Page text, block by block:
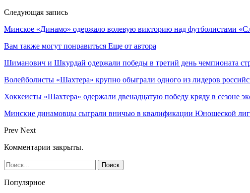
Следующая запись
Минское «Динамо» одержало волевую викторию над футболистами
Вам также могут понравиться Еще от автора
Шиманович и Шкурдай одержали победы в третий день чемпионата
Волейболисты «Шахтера» крупно обыграли одного из лидеров
Хоккеисты «Шахтера» одержали двенадцатую победу кряду в сезоне
Минские динамовцы сыграли вничью в квалификации Юношеской
Prev Next
Комментарии закрыты.
Популярное